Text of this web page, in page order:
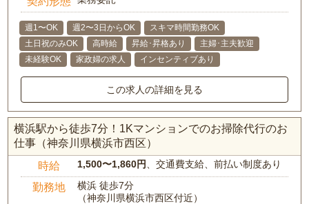
週1〜OK 週2〜3日からOK
スキマ時間勤務OK
土日祝のみOK
高時給 昇給･昇格あり
主婦･主夫歓迎
未経験OK
家政婦の求人 インセンティブあり
この求人の詳細を見る
横浜駅から徒歩7分！1Kマンションでのお掃除代行のお
仕事（神奈川県横浜市西区）
時給 1,500〜1,860円 、交通費支給、前払い制度あり
勤務地
横浜 徒歩7分
（神奈川県横浜市西区付近）